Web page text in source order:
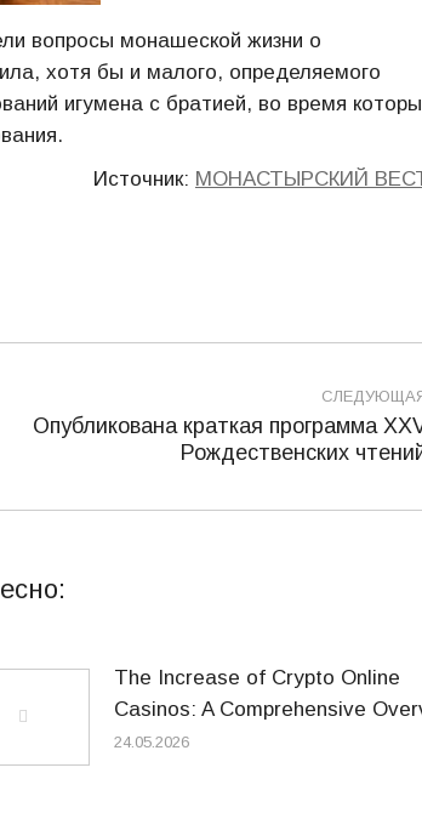
вопросы монашеской жизни о
хотя бы и малого, определяемого
игумена с братией, во время
Источник: МОНАСТЫРСКИЙ
Опубликована краткая программа
Рождественских
The Increase of Crypto Online
Casinos: A Comprehensive
24.05.2026